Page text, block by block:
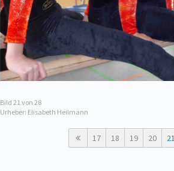
Bild 21 von 28
Urheber: Elisabeth Heilmann
17 18 19 20 21